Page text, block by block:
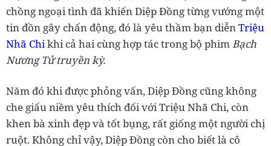
chồng ngoại tình đã khiến Diệp Đồng từng vướng một
tin đồn gây chấn động, đó là yêu thầm bạn diễnTriệu
Nhã Chikhi cả hai cùng hợp tác trong bộ phimBạch
Nương Tử truyền kỳ.
Năm đó khi được phỏng vấn, Diệp Đồng cũng không
che giấu niềm yêu thích đối với Triệu Nhã Chi, còn
khen bà xinh đẹp và tốt bụng, rất giống một người chị
ruột. Không chỉ vậy, Diệp Đồng còn cho biết là cô